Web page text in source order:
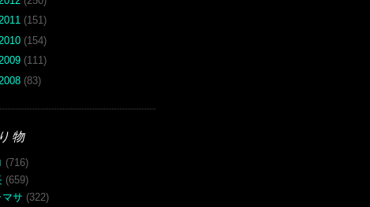
(151)
2010 (154)
(111)
2008 (83)
物
(716)
(659)
マサ (322)